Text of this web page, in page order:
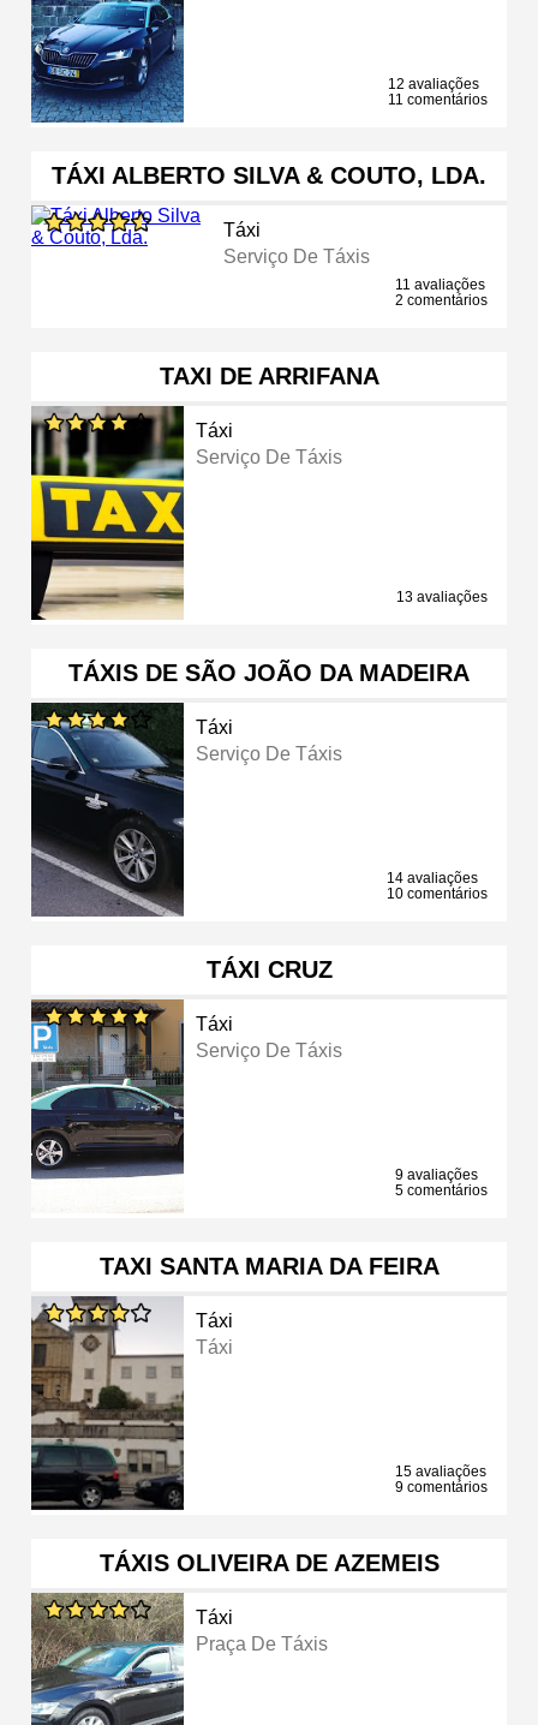
12 avaliações
11 comentários
TÁXI ALBERTO SILVA & COUTO, LDA.
Táxi
Serviço De Táxis
11 avaliações
2 comentários
TAXI DE ARRIFANA
Táxi
Serviço De Táxis
13 avaliações
TÁXIS DE SÃO JOÃO DA MADEIRA
Táxi
Serviço De Táxis
14 avaliações
10 comentários
TÁXI CRUZ
Táxi
Serviço De Táxis
9 avaliações
5 comentários
TAXI SANTA MARIA DA FEIRA
Táxi
Táxi
15 avaliações
9 comentários
TÁXIS OLIVEIRA DE AZEMEIS
Táxi
Praça De Táxis